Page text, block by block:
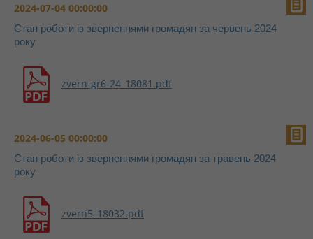
2024-07-04 00:00:00
Стан роботи із зверненнями громадян за червень 2024
року
zvern-gr6-24_18081.pdf
2024-06-05 00:00:00
Стан роботи із зверненнями громадян за травень 2024
року
zvern5_18032.pdf